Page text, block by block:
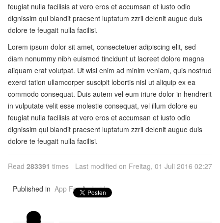
feugiat nulla facilisis at vero eros et accumsan et iusto odio
dignissim qui blandit praesent luptatum zzril delenit augue duis
dolore te feugait nulla facilisi.
Lorem ipsum dolor sit amet, consectetuer adipiscing elit, sed
diam nonummy nibh euismod tincidunt ut laoreet dolore magna
aliquam erat volutpat. Ut wisi enim ad minim veniam, quis nostrud
exerci tation ullamcorper suscipit lobortis nisl ut aliquip ex ea
commodo consequat. Duis autem vel eum iriure dolor in hendrerit
in vulputate velit esse molestie consequat, vel illum dolore eu
feugiat nulla facilisis at vero eros et accumsan et iusto odio
dignissim qui blandit praesent luptatum zzril delenit augue duis
dolore te feugait nulla facilisi.
Read 283391 times Last modified on Freitag, 01 Juli 2016 02:27
Published in App For Android